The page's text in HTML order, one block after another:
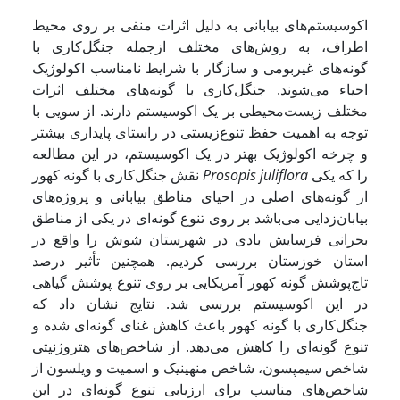
اکوسیستم‌های بیابانی به دلیل اثرات منفی بر روی محیط
اطراف، به روش‌های مختلف ازجمله جنگل‌کاری با
گونه‌های غیربومی و سازگار با شرایط نامناسب اکولوژیک
احیاء می‌شوند. جنگل‌کاری با گونه‌های مختلف اثرات
مختلف زیست‌محیطی بر یک اکوسیستم دارند. از سویی با
توجه به اهمیت حفظ تنوع‌زیستی در راستای پایداری بیشتر
و چرخه اکولوژیک بهتر در یک اکوسیستم، در این مطالعه
Prosopis juliflora
از گونه‌های اصلی در احیای مناطق بیابانی و پروژه‌های
بیابان‌زدایی می‌باشد بر روی تنوع گونه‌ای در یکی از مناطق
بحرانی فرسایش بادی در شهرستان شوش را واقع در
استان خوزستان بررسی کردیم. همچنین تأثیر درصد
تاج‌پوشش گونه کهور آمریکایی بر روی تنوع پوشش گیاهی
در این اکوسیستم بررسی شد. نتایج نشان داد که
جنگل‌کاری با گونه کهور باعث کاهش غنای گونه‌ای شده و
تنوع گونه‌ای را کاهش می‌دهد. از شاخص‌های هتروژنیتی
شاخص سیمپسون، شاخص منهینیک و اسمیت و ویلسون از
شاخص‌های مناسب برای ارزیابی تنوع گونه‌ای در این